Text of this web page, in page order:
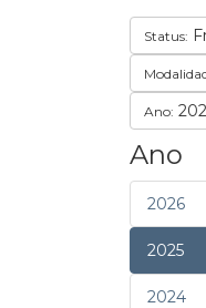
Status:
Ano:
Ano
2026
2025
2024